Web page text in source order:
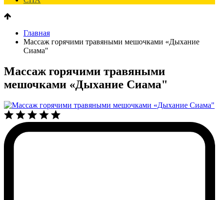
Главная
Массаж горячими травяными мешочками «Дыхание
Сиама"
Массаж горячими травяными
мешочками «Дыхание Сиама"